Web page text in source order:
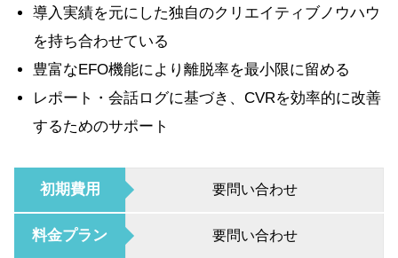
導入実績を元にした独自のクリエイティブノウハウ
を持ち合わせている
豊富なEFO機能により離脱率を最小限に留める
レポート・会話ログに基づき、CVRを効率的に改善
するためのサポート
初期費用 要問い合わせ
料金プラン 要問い合わせ